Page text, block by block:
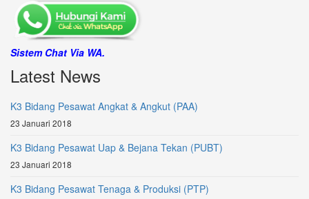
Sistem Chat Via WA.
Latest News
K3 Bidang Pesawat Angkat & Angkut (PAA)
23 Januari 2018
K3 Bidang Pesawat Uap & Bejana Tekan (PUBT)
23 Januari 2018
K3 Bidang Pesawat Tenaga & Produksi (PTP)